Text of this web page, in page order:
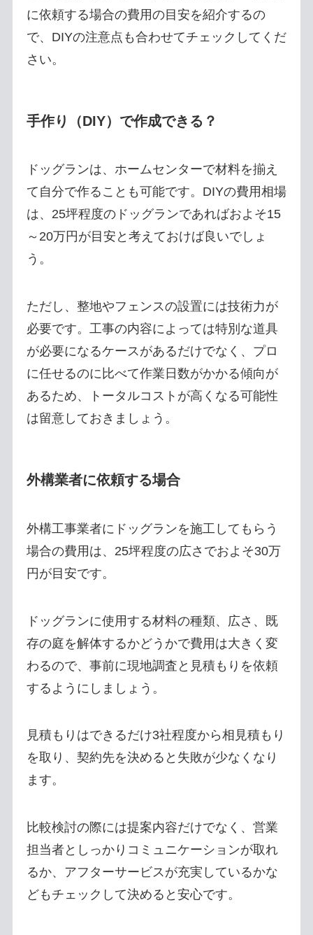
に依頼する場合の費用の目安を紹介するの
で、DIYの注意点も合わせてチェックしてくだ
さい。
手作り（DIY）で作成できる？
ドッグランは、ホームセンターで材料を揃え
て自分で作ることも可能です。DIYの費用相場
は、25坪程度のドッグランであればおよそ15
～20万円が目安と考えておけば良いでしょ
う。
ただし、整地やフェンスの設置には技術力が
必要です。工事の内容によっては特別な道具
が必要になるケースがあるだけでなく、プロ
に任せるのに比べて作業日数がかかる傾向が
あるため、トータルコストが高くなる可能性
は留意しておきましょう。
外構業者に依頼する場合
外構工事業者にドッグランを施工してもらう
場合の費用は、25坪程度の広さでおよそ30万
円が目安です。
ドッグランに使用する材料の種類、広さ、既
存の庭を解体するかどうかで費用は大きく変
わるので、事前に現地調査と見積もりを依頼
するようにしましょう。
見積もりはできるだけ3社程度から相見積もり
を取り、契約先を決めると失敗が少なくなり
ます。
比較検討の際には提案内容だけでなく、営業
担当者としっかりコミュニケーションが取れ
るか、アフターサービスが充実しているかな
どもチェックして決めると安心です。